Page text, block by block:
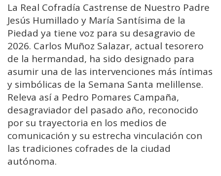
La Real Cofradía Castrense de Nuestro Padre
Jesús Humillado y María Santísima de la
Piedad ya tiene voz para su desagravio de
2026. Carlos Muñoz Salazar, actual tesorero
de la hermandad, ha sido designado para
asumir una de las intervenciones más íntimas
y simbólicas de la Semana Santa melillense.
Releva así a Pedro Pomares Campaña,
desagraviador del pasado año, reconocido
por su trayectoria en los medios de
comunicación y su estrecha vinculación con
las tradiciones cofrades de la ciudad
autónoma.